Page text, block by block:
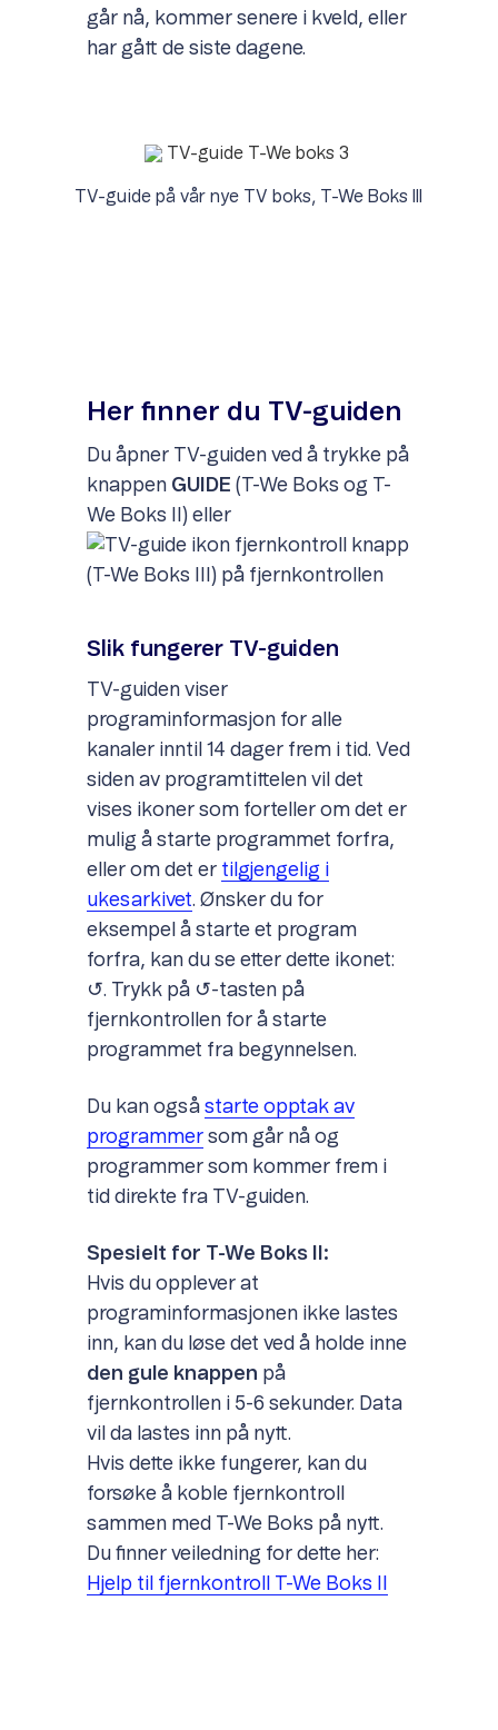
går nå, kommer senere i kveld, eller
har gått de siste dagene.
TV-guide på vår nye TV boks, T-We Boks III
Her finner du TV-guiden
Du åpner TV-guiden ved å trykke på
knappen GUIDE(T-We Boks og T-
We Boks II) eller
(T-We Boks III) på fjernkontrollen
Slik fungerer TV-guiden
TV-guiden viser
programinformasjon for alle
kanaler inntil 14 dager frem i tid. Ved
siden av programtittelen vil det
vises ikoner som forteller om det er
mulig å starte programmet forfra,
eller om det er tilgjengelig i
ukesarkivet. Ønsker du for
eksempel å starte et program
forfra, kan du se etter dette ikonet:
↺. Trykk på ↺-tasten på
fjernkontrollen for å starte
programmet fra begynnelsen.
Du kan ogsåstarte opptak av
programmer som går nå og
programmer som kommer frem i
tid direkte fra TV-guiden.
Spesielt for T-We Boks II:
Hvis du opplever at
programinformasjonen ikke lastes
inn, kan du løse det ved å holde inne
den gule knappen på
fjernkontrollen i 5-6 sekunder. Data
vil da lastes inn på nytt.
Hvis dette ikke fungerer, kan du
forsøke å koble fjernkontroll
sammen med T-We Boks på nytt.
Du finner veiledning for dette her:
Hjelp til fjernkontroll T-We Boks II